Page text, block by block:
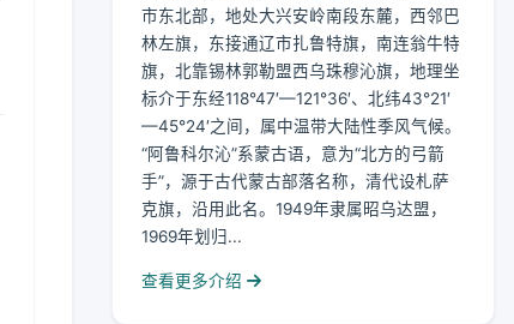
市东北部，地处大兴安岭南段东麓，西邻巴
林左旗，东接通辽市扎鲁特旗，南连翁牛特
旗，北靠锡林郭勒盟西乌珠穆沁旗，地理坐
标介于东经118°47′—121°36′、北纬43°21′
—45°24′之间，属中温带大陆性季风气候。
“阿鲁科尔沁”系蒙古语，意为“北方的弓箭
手”，源于古代蒙古部落名称，清代设札萨
克旗，沿用此名。1949年隶属昭乌达盟，
1969年划归...
查看更多介绍